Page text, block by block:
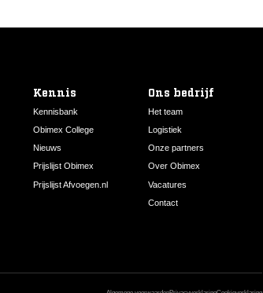
Kennis
Kennisbank
Obimex College
Nieuws
Prijslijst Obimex
Prijslijst Afvoegen.nl
Ons bedrijf
Het team
Logistiek
Onze partners
Over Obimex
Vacatures
Contact